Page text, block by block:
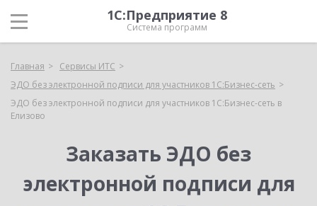
1С:Предприятие 8
Система программ
Главная
Сервисы ИТС
ЭДО без электронной подписи для участников 1С:Бизнес-сеть
ЭДО без электронной подписи для участников 1С:Бизнес-сеть в
Елизово
Заказать ЭДО без
электронной подписи для